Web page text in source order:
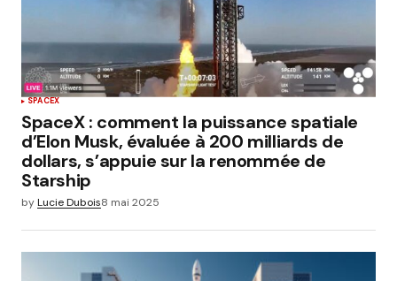
SPACEX
SpaceX : comment la puissance spatiale
d’Elon Musk, évaluée à 200 milliards de
dollars, s’appuie sur la renommée de
Starship
byLucie Dubois8 mai 2025